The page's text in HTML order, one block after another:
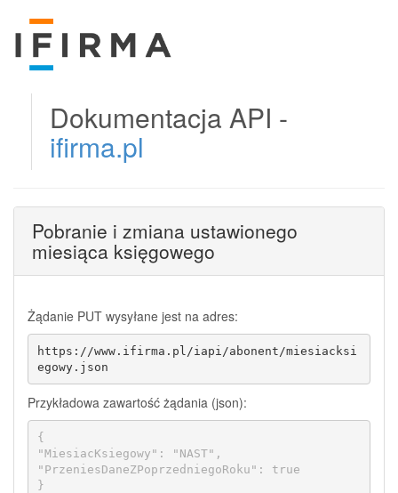
Dokumentacja API -
ifirma.pl
Pobranie i zmiana ustawionego
miesiąca księgowego
Żądanie PUT wysyłane jest na adres:
https://www.ifirma.pl/iapi/abonent/miesiacksi
egowy.json
Przykładowa zawartość żądania (json):
{
"MiesiacKsiegowy": "NAST",
"PrzeniesDaneZPoprzedniegoRoku": true
}